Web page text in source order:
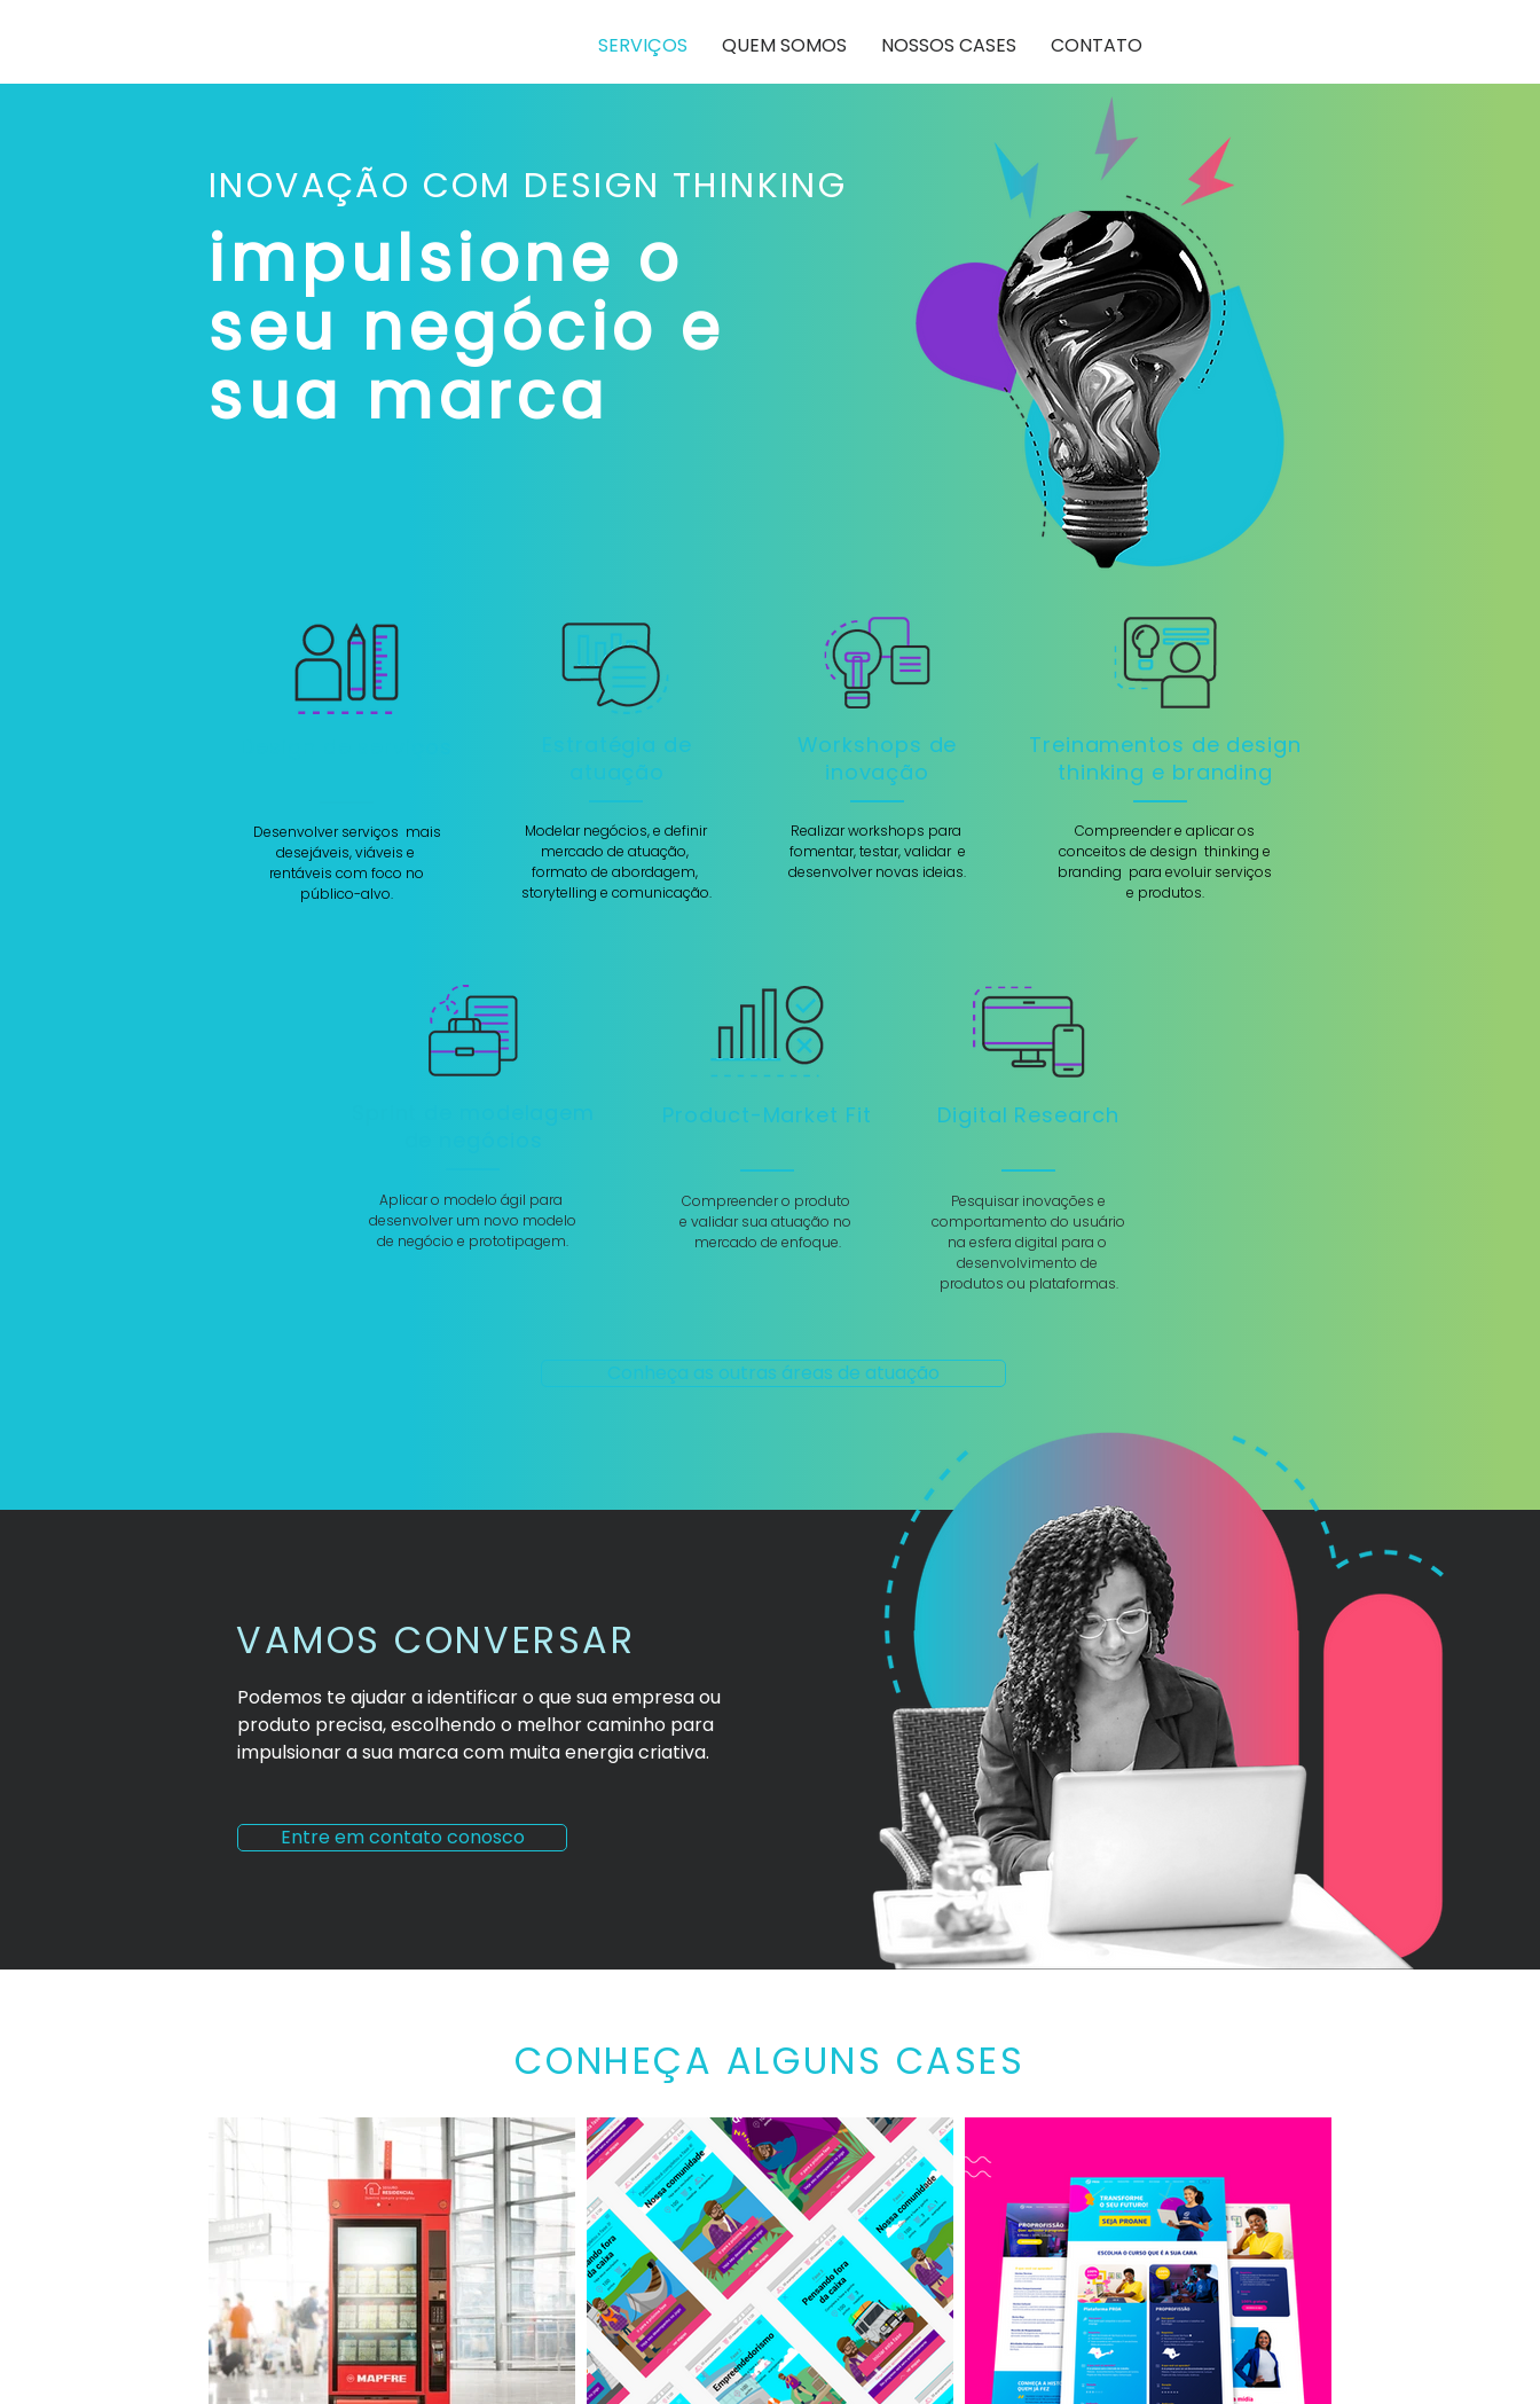
SERVIÇOS QUEM SOMOS NOSSOS CASES CONTATO
INOVAÇÃO COM DESIGN THINKING
impulsione o
seu negócio e
sua marca
Treinamentos de design
thinking e branding
Compreender e aplicar os
conceitos de design thinking e
branding para evoluir serviços
e produtos.
Workshops de
inovação
Realizar workshops para
fomentar, testar, validar e
desenvolver novas ideias.
Digital Research
Pesquisar inovações e
comportamento do usuário
na esfera digital para o
desenvolvimento de
produtos ou plataformas.
Product-Market Fit
Compreender o produto
e validar sua atuação no
mercado de enfoque.
Aplicar o modelo ágil para
desenvolver um novo modelo
de negócio e prototipagem.
Desenvolver serviços mais
desejáveis, viáveis e
rentáveis com foco no
público-alvo.
Estratégia de
atuação
Modelar negócios, e definir
mercado de atuação,
formato de abordagem,
storytelling e comunicação.
Conheça as outras áreas de atuação
VAMOS CONVERSAR
Podemos te ajudar a identificar o que sua empresa ou
produto precisa, escolhendo o melhor caminho para
impulsionar a sua marca com muita energia criativa.
Entre em contato conosco
CONHEÇA ALGUNS CASES